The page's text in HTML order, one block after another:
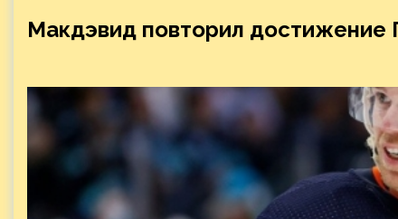
Макдэвид повторил достижение